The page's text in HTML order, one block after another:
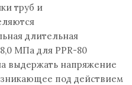
труб и
длительная
МПа для PPR-80
выдержать напряжение
под действием